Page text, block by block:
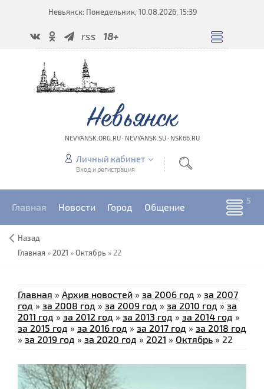
Невьянск: Понедельник, 10.08.2026, 15:39
rss 18+
Невьянск
NEVYANSK.ORG.RU · NEVYANSK.SU · NSK66.RU
Личный кабинет
Вход и регистрация
Главная Новости Город Общение
Назад
Главная » 2021 »Октябрь » 22
Главная » Архив новостей » за 2006 год » за 2007
год » за 2008 год » за 2009 год » за 2010 год » за
2011 год » за 2012 год » за 2013 год » за 2014 год »
за 2015 год » за 2016 год » за 2017 год » за 2018 год
» за 2019 год » за 2020 год » 2021 » Октябрь » 22